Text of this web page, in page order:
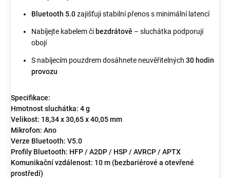
Bluetooth 5.0zajišťuji stabilní přenos s minimální latencí
Nabíjejte kabelem či bezdrátově – sluchátka podporují
obojí
S nabíjecím pouzdrem dosáhnete neuvěřitelných 30 hodin
provozu
Specifikace:
Hmotnost sluchátka: 4 g
Velikost: 18,34 x 30,65 x 40,05 mm
Mikrofon: Ano
Verze Bluetooth: V5.0
Profily Bluetooth: HFP / A2DP / HSP / AVRCP / APTX
Komunikační vzdálenost: 10 m (bezbariérové a otevřené
prostředí)